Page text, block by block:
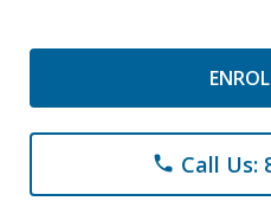
phone Call Us: